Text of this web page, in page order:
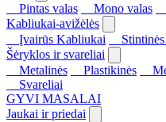
Pintas valas
Mono valas
Kabliukai-avižėlės
Įvairūs Kabliukai
Stintinės
Šėryklos ir svareliai
Metalinės
Plastikinės
Svareliai
GYVI MASALAI
Jaukai ir priedai